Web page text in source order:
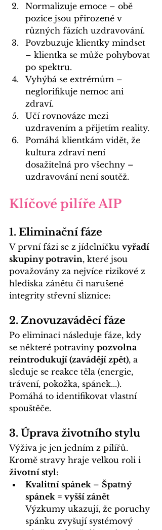
Normalizuje emoce – obě
pozice jsou přirozené v
různých fázích uzdravování.
Povzbuzuje klientky mindset
– klientka se může pohybovat
po spektru.
Vyhýbá se extrémům –
neglorifikuje nemoc ani
zdraví.
Učí rovnováze mezi
uzdravením a přijetím reality.
Pomáhá klientkám vidět, že
kultura zdraví není
dosažitelná pro všechny –
uzdravování není soutěž.
Klíčové pilíře AIP
1. Eliminační fáze
V první fázi se z jídelníčku vyřadí
skupiny potravin, které jsou
považovány za nejvíce rizikové z
hlediska zánětu či narušené
integrity střevní sliznice:
2. Znovuzaváděcí fáze
Po eliminaci následuje fáze, kdy
se některé potraviny pozvolna
reintrodukují (zavádějí zpět), a
sleduje se reakce těla (energie,
trávení, pokožka, spánek...).
Pomáhá to identifikovat vlastní
spouštěče.
3. Úprava životního stylu
Výživa je jen jedním z pilířů.
Kromě stravy hraje velkou roli i
životní styl:
Kvalitní spánek – Špatný
spánek = vyšší zánět
Výzkumy ukazují, že poruchy
spánku zvyšují systémový